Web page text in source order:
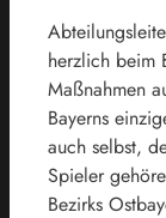
herzlich beim
Maßnahmen
Bayerns
auch selbst,
Spieler
Bezirks